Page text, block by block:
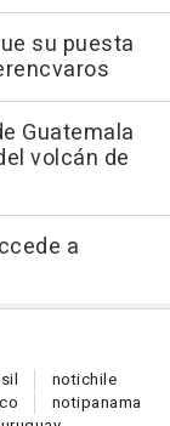
su puesta
Guatemala
volcán de
a
notichile
notipanama